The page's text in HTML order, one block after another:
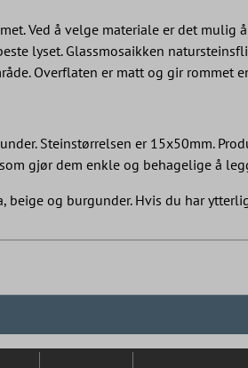
Ved å velge materiale er det mulig
lyset. Glassmosaikken
Overflaten er matt og gir rommet
Steinstørrelsen er 15x50mm.
gjør dem enkle og behagelige å
og burgunder. Hvis du har